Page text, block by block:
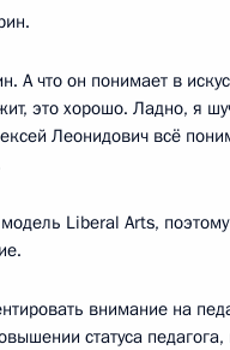
А что он понимает в
это хорошо. Ладно, я
Леонидович всё
Liberal Arts,
внимание на
статуса